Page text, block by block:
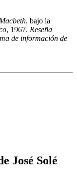
Macbeth, bajo la
, 1967. Reseña
de información de
José Solé